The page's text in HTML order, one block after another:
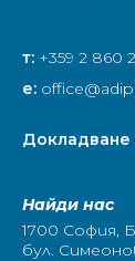
т: +359 2 860
е:
Докладване
Найди нас
1700 София,
бул.